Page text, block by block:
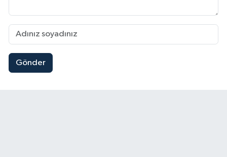
Gönder